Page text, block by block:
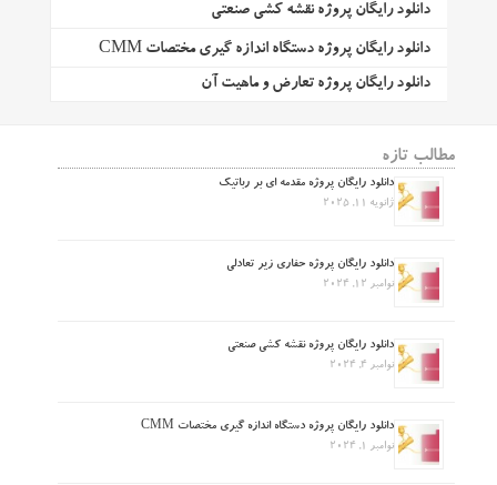
دانلود رایگان پروژه نقشه کشی صنعتی
دانلود رایگان پروژه دستگاه اندازه گیری مختصات CMM
دانلود رایگان پروژه تعارض و ماهیت آن
مطالب تازه
دانلود رایگان پروژه مقدمه ای بر رباتیک
ژانویه 11, 2025
دانلود رایگان پروژه حفاری زیر تعادلی
نوامبر 12, 2024
دانلود رایگان پروژه نقشه کشی صنعتی
نوامبر 4, 2024
دانلود رایگان پروژه دستگاه اندازه گیری مختصات CMM
نوامبر 1, 2024